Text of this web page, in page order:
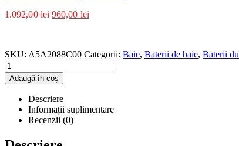
1.092,00lei 960,00 lei
SKU: A5A2088C00 Categorii: Baie, Baterii de baie, Baterii
Adaugă în coș
Descriere
Informații suplimentare
Recenzii (0)